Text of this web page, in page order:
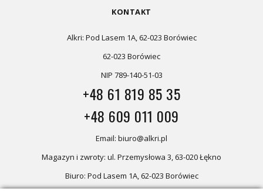
KONTAKT
Alkri: Pod Lasem 1A, 62-023 Borówiec
62-023 Borówiec
NIP 789-140-51-03
+48 61 819 85 35
+48 609 011 009
Email: biuro@alkri.pl
Magazyn i zwroty: ul. Przemysłowa 3, 63-020 Łękno
Biuro: Pod Lasem 1A, 62-023 Borówiec